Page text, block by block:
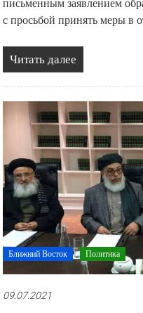
письменным заявлением
с просьбой принять меры в
Читать далее
Ближний Восток Политика
09.07.2021